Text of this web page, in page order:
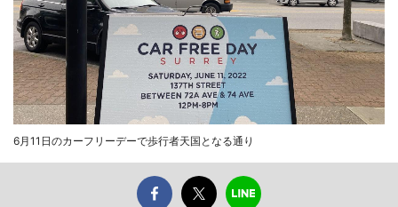
6月11日のカーフリーデーで歩行者天国となる通り